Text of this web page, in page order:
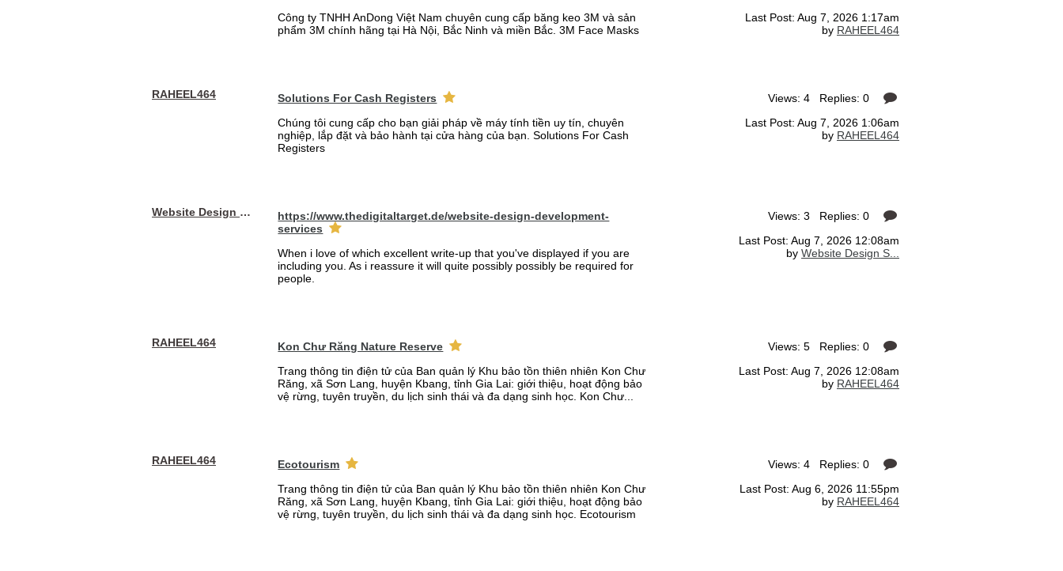
Công ty TNHH AnDong Việt Nam chuyên cung cấp băng keo 3M và sản
phẩm 3M chính hãng tại Hà Nội, Bắc Ninh và miền Bắc. 3M Face Masks
Last Post: Aug 7, 2026 1:17am
by RAHEEL464
RAHEEL464
Solutions For Cash Registers
Chúng tôi cung cấp cho bạn giải pháp về máy tính tiền uy tín, chuyên
nghiệp, lắp đặt và bảo hành tại cửa hàng của bạn. Solutions For Cash
Registers
Views: 4 Replies: 0
Last Post: Aug 7, 2026 1:06am
by RAHEEL464
Website Design Services berin
https://www.thedigitaltarget.de/website-design-development-
services
When i love of which excellent write-up that you've displayed if you are
including you. As i reassure it will quite possibly possibly be required for
people.
Views: 3 Replies: 0
Last Post: Aug 7, 2026 12:08am
by Website Design S...
RAHEEL464
Kon Chư Răng Nature Reserve
Trang thông tin điện tử của Ban quản lý Khu bảo tồn thiên nhiên Kon Chư
Răng, xã Sơn Lang, huyện Kbang, tỉnh Gia Lai: giới thiệu, hoạt động bảo
vệ rừng, tuyên truyền, du lịch sinh thái và đa dạng sinh học. Kon Chư...
Views: 5 Replies: 0
Last Post: Aug 7, 2026 12:08am
by RAHEEL464
RAHEEL464
Ecotourism
Trang thông tin điện tử của Ban quản lý Khu bảo tồn thiên nhiên Kon Chư
Răng, xã Sơn Lang, huyện Kbang, tỉnh Gia Lai: giới thiệu, hoạt động bảo
vệ rừng, tuyên truyền, du lịch sinh thái và đa dạng sinh học. Ecotourism
Views: 4 Replies: 0
Last Post: Aug 6, 2026 11:55pm
by RAHEEL464